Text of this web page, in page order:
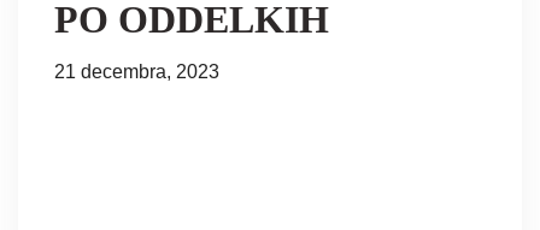
PO ODDELKIH
21 decembra, 2023